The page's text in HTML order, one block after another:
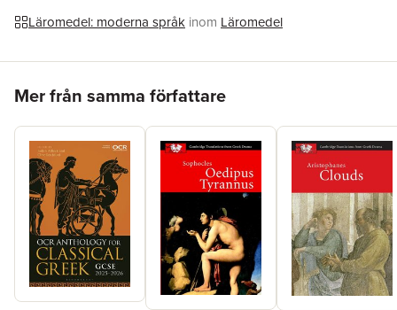
Läromedel: moderna språk inom Läromedel
Mer från samma författare